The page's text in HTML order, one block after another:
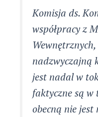
Podejrzani to
Spasojević, Rade
Mladenovski.
Prokuratura
aresztowania, w tym